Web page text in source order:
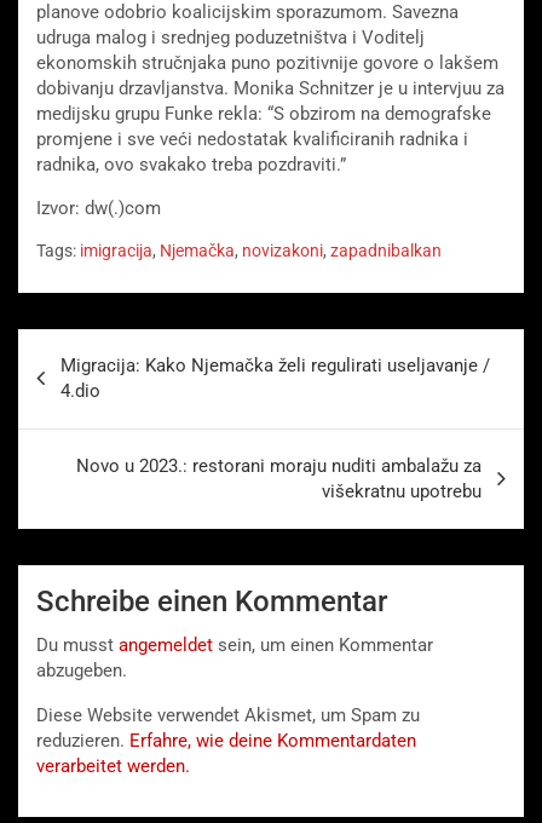
planove odobrio koalicijskim sporazumom. Savezna
udruga malog i srednjeg poduzetništva i Voditelj
ekonomskih stručnjaka puno pozitivnije govore o lakšem
dobivanju drzavljanstva. Monika Schnitzer je u intervjuu za
medijsku grupu Funke rekla: “S obzirom na demografske
promjene i sve veći nedostatak kvalificiranih radnika i
radnika, ovo svakako treba pozdraviti.”
Izvor: dw(.)com
Tags: imigracija, Njemačka, novizakoni, zapadnibalkan
Migracija: Kako Njemačka želi regulirati useljavanje /
4.dio
Novo u 2023.: restorani moraju nuditi ambalažu za
višekratnu upotrebu
Schreibe einen Kommentar
Du musst angemeldet sein, um einen Kommentar
abzugeben.
Diese Website verwendet Akismet, um Spam zu
reduzieren. Erfahre, wie deine Kommentardaten
verarbeitet werden.